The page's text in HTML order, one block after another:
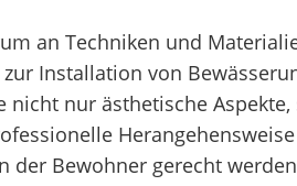
an Techniken und
Installation von
nur ästhetische
der Bewohner gerecht